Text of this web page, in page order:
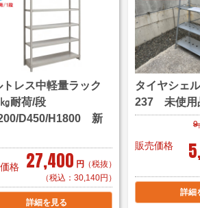
■横浜市内 1台 ￥
1台 ￥2,200～（
＊区によ
■東京23区 1台 ￥
1台 ￥8,800～（
＊複数商品の同
＊複数（他商品含む
て頂きます。
＊店頭引き渡し可能で
トレス中軽量ラック
耐荷/段
D450/H1800 新
格 27,400 円 （税抜）
（税込：30,140円）
詳細を見る
タイヤシェ
237 未使用
販売価格
詳細